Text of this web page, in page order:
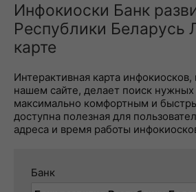
Инфокиоски Банк
Республики Беларусь
карте
Интерактивная карта
нашем сайте, делает поиск
максимально комфортным и
доступна полезная для
адреса и время работы
Банк